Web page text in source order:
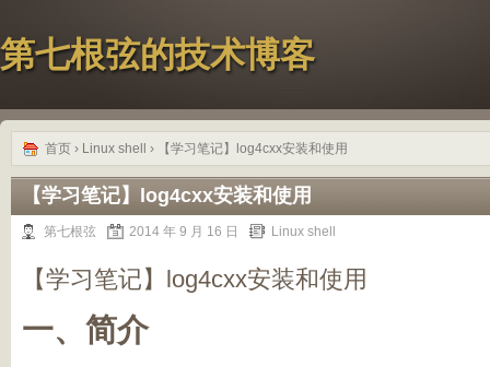
第七根弦的技术博客
首页 › Linux shell › 【学习笔记】log4cxx安装和使用
【学习笔记】log4cxx安装和使用
第七根弦 2014 年 9 月 16 日 Linux shell
【学习笔记】log4cxx安装和使用
一、简介